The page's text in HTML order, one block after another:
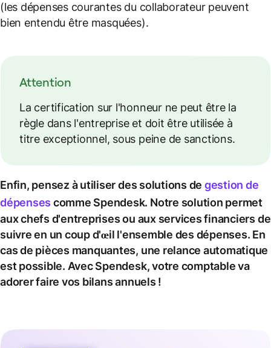
(les dépenses courantes du collaborateur peuvent
bien entendu être masquées).
Attention
La certification sur l'honneur ne peut être la
règle dans l'entreprise et doit être utilisée à
titre exceptionnel, sous peine de sanctions.
Enfin, pensez à utiliser des solutions de gestion de
dépenses comme Spendesk. Notre solution permet
aux chefs d'entreprises ou aux services financiers de
suivre en un coup d'œil l'ensemble des dépenses. En
cas de pièces manquantes, une relance automatique
est possible. Avec Spendesk, votre comptable va
adorer faire vos bilans annuels !